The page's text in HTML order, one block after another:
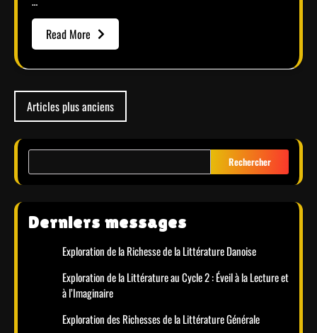
Read More
Navigation
des
articles
Articles plus anciens
Rechercher
Derniers messages
Exploration de la Richesse de la Littérature Danoise
Exploration de la Littérature au Cycle 2 : Éveil à la Lecture et
à l’Imaginaire
Exploration des Richesses de la Littérature Générale